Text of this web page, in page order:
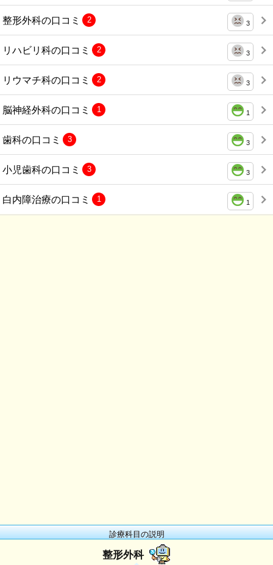
整形外科の口コミ 3
2
リハビリ科の口コミ 3
2
リウマチ科の口コミ 3
2
脳神経外科の口コミ 1
1
歯科の口コミ 3
3
小児歯科の口コミ 3
3
白内障治療の口コミ 1
1
診療科目の説明
整形外科